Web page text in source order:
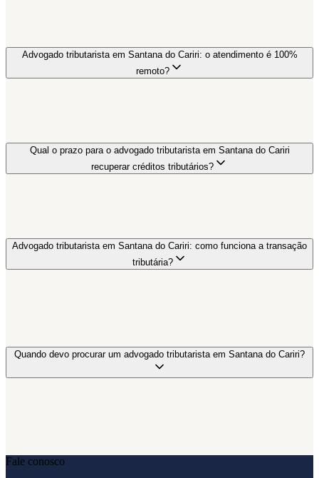
Advogado tributarista em Santana do Cariri: o atendimento é 100%
remoto?
Qual o prazo para o advogado tributarista em Santana do Cariri
recuperar créditos tributários?
Advogado tributarista em Santana do Cariri: como funciona a transação
tributária?
Quando devo procurar um advogado tributarista em Santana do Cariri?
Fale conosco